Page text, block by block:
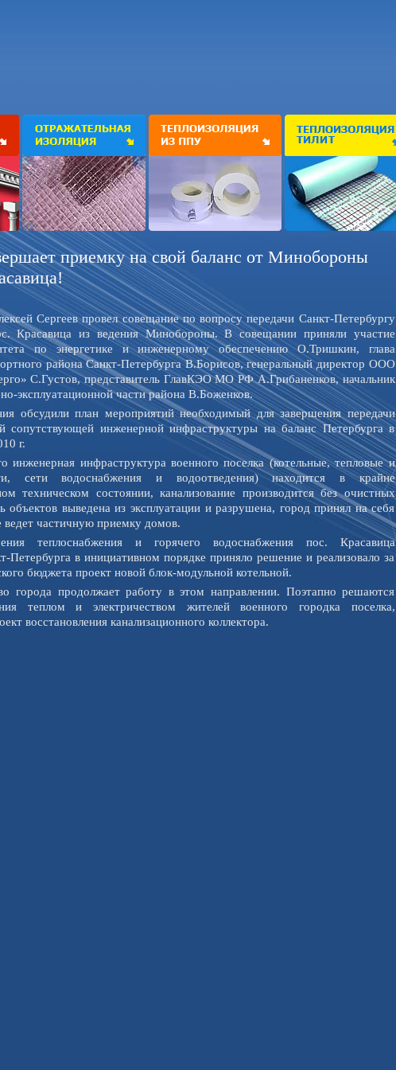
приемку на свой баланс от Минобороны
Сергеев провел совещание по вопросу передачи Санкт-Петербургу
Красавица из ведения Минобороны. В совещании приняли участие
по энергетике и инженерному обеспечению О.Тришкин, глава
района Санкт-Петербурга В.Борисов, генеральный директор ООО
С.Густов, представитель ГлавКЭО МО РФ А.Грибаненков, начальник
эксплуатационной части района В.Боженков.
обсудили план мероприятий необходимый для завершения передачи
сопутствующей инженерной инфраструктуры на баланс Петербурга в
г.
инженерная инфраструктура военного поселка (котельные, тепловые и
сети водоснабжения и водоотведения) находится в крайне
техническом состоянии, канализование производится без очистных
объектов выведена из эксплуатации и разрушена, город принял на себя
ведет частичную приемку домов.
теплоснабжения и горячего водоснабжения пос. Красавица
Петербурга в инициативном порядке приняло решение и реализовало за
бюджета проект новой блок-модульной котельной.
города продолжает работу в этом направлении. Поэтапно решаются
теплом и электричеством жителей военного городка поселка,
восстановления канализационного коллектора.